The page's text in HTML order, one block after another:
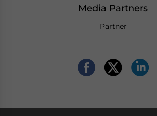
Media Partners
Partner